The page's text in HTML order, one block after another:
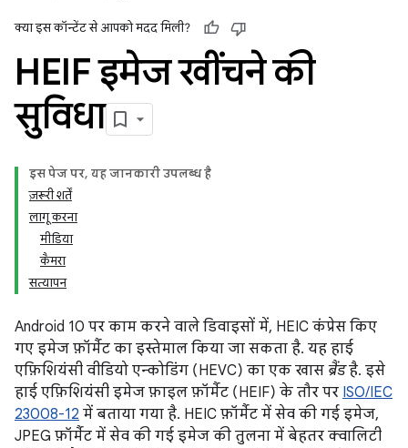
क्या इस कॉन्टेंट से आपको मदद मिली?
HEIF इमेज खींचने की
सुविधा
इस पेज पर, यह जानकारी उपलब्ध है
ज़रूरी शर्तें
लागू करना
मीडिया
कैमरा
सत्यापन
Android 10 पर काम करने वाले डिवाइसों में, HEIC कंप्रेस किए
गए इमेज फ़ॉर्मैट का इस्तेमाल किया जा सकता है. यह हाई
एफ़िशियंसी वीडियो एन्कोडिंग (HEVC) का एक खास ब्रैंडहै. इसे
हाई एफ़िशियंसी इमेज फ़ाइल फ़ॉर्मैट (HEIF) के तौर पर ISO/IEC
23008-12 में बताया गया है. HEIC फ़ॉर्मैट में सेव की गई इमेज,
JPEG फ़ॉर्मैट में सेव की गई इमेज की तुलना में बेहतर क्वालिटी